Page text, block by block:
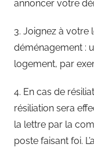
annoncer votre
3. Joignez à
déménagement :
logement, par
4. En cas de
résiliation sera
la lettre par la
poste faisant foi.